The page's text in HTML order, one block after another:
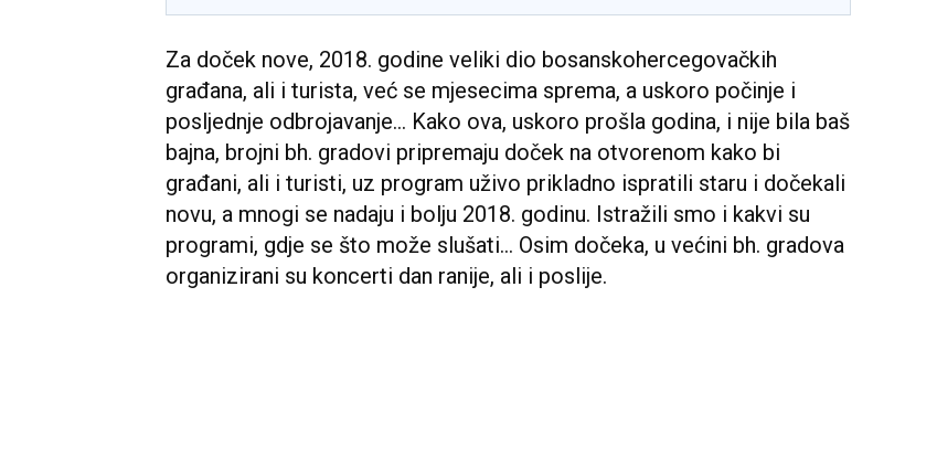
Za doček nove, 2018. godine veliki dio bosanskohercegovačkih
građana, ali i turista, već se mjesecima sprema, a uskoro počinje i
posljednje odbrojavanje... Kako ova, uskoro prošla godina, i nije bila baš
bajna, brojni bh. gradovi pripremaju doček na otvorenom kako bi
građani, ali i turisti, uz program uživo prikladno ispratili staru i dočekali
novu, a mnogi se nadaju i bolju 2018. godinu. Istražili smo i kakvi su
programi, gdje se što može slušati... Osim dočeka, u većini bh. gradova
organizirani su koncerti dan ranije, ali i poslije.